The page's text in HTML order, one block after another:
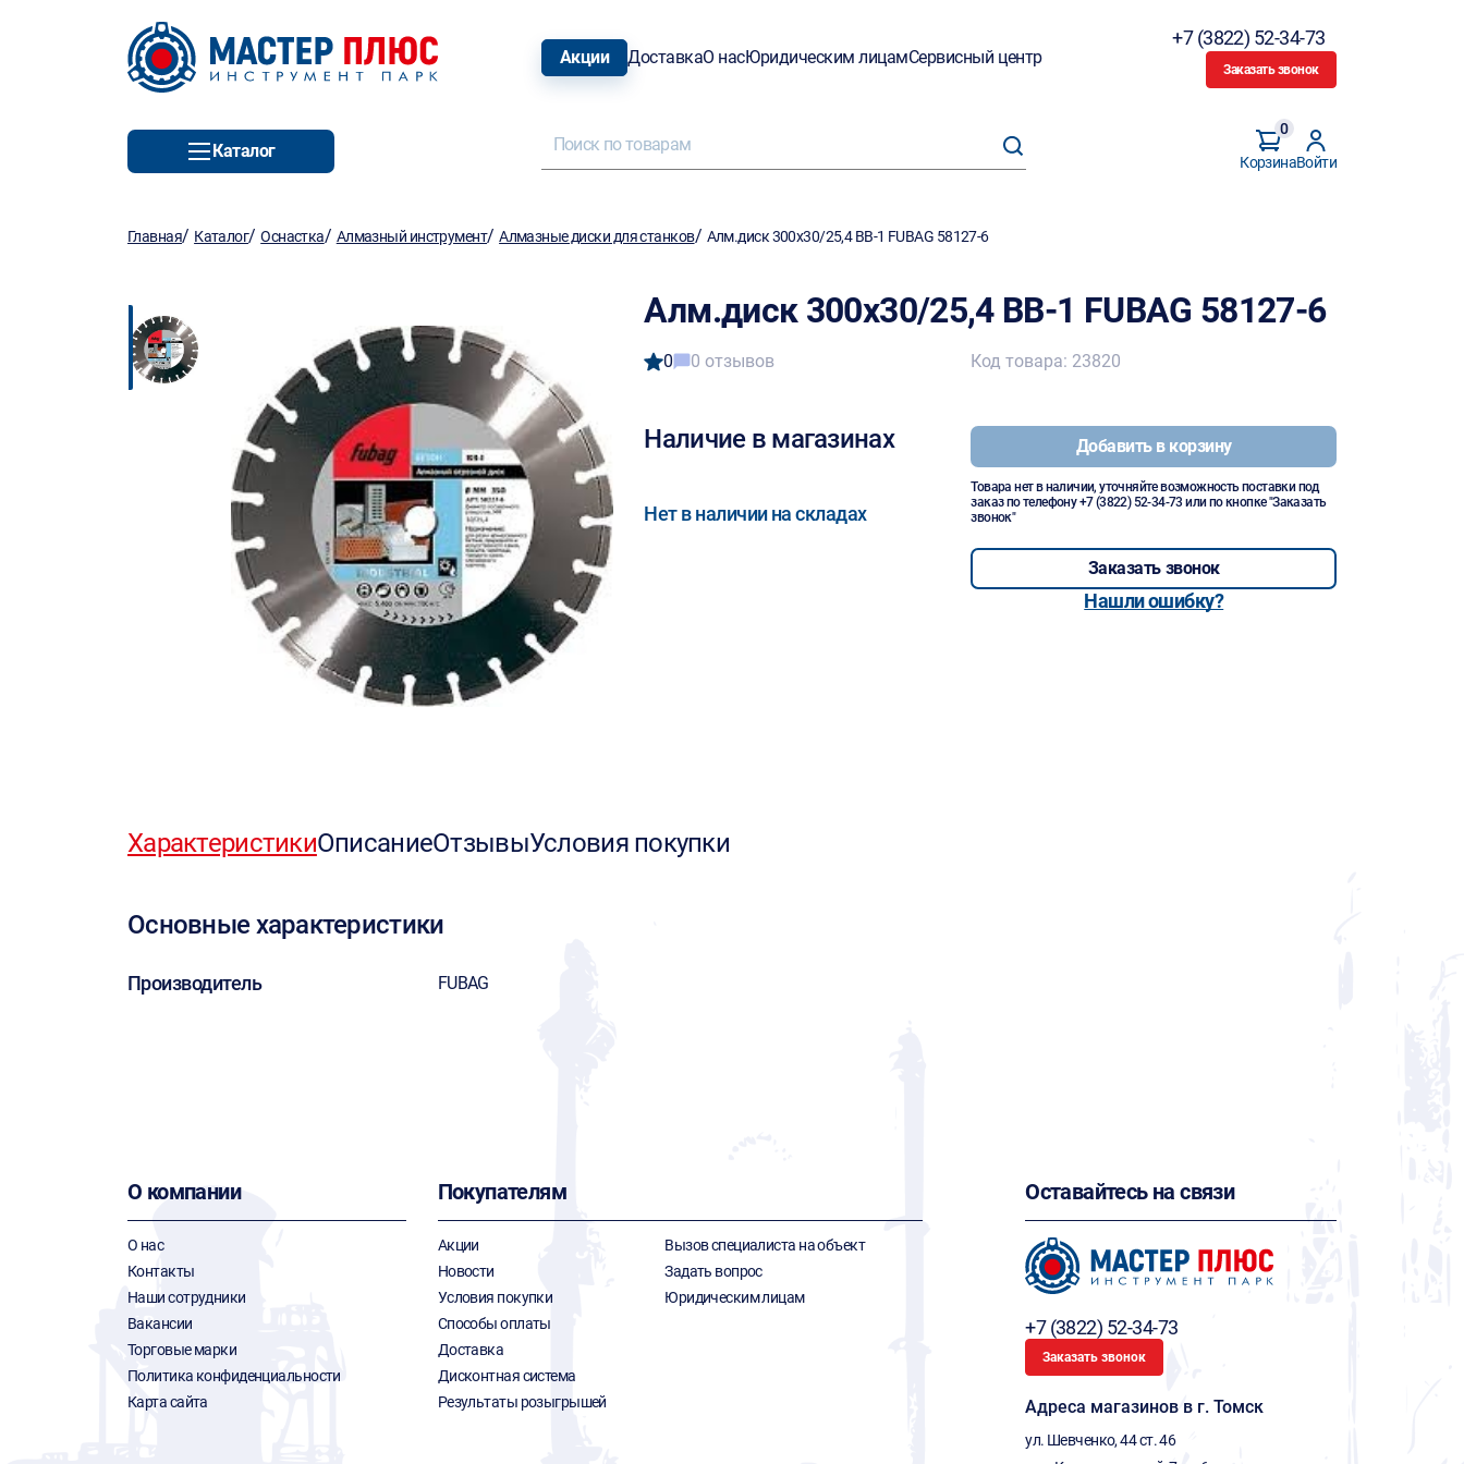
Акции ДоставкаО насЮридическим лицамСервисный центр
+7 (3822) 52-34-73
Заказать звонок
Каталог
Корзина
0
Войти
Главная/ Каталог/Оснастка/ Алмазный инструмент/Алмазные диски для станков/ Алм.диск 300х30/25,4 ВВ-1 FUBAG 58127-6
Алм.диск 300х30/25,4 ВВ-1 FUBAG 58127-6
0 0 отзывов
Наличие в магазинах
Нет в наличии на складах
Код товара: 23820
Добавить в корзину
Товара нет в наличии, уточняйте возможность поставки под
заказ по телефону+7 (3822) 52-34-73 или по кнопке "Заказать
звонок"
Заказать звонок
Нашли ошибку?
ХарактеристикиОписаниеОтзывыУсловия покупки
Основные характеристики
Производитель FUBAG
О компании
О нас
Контакты
Наши сотрудники
Вакансии
Торговые марки
Политика конфиденциальности
Карта сайта
Покупателям
Акции
Новости
Условия покупки
Способы оплаты
Доставка
Дисконтная система
Результаты розыгрышей
Вызов специалиста на объект
Задать вопрос
Юридическим лицам
Оставайтесь на связи
+7 (3822) 52-34-73
Заказать звонок
Адреса магазинов в г. Томск
ул. Шевченко, 44 ст. 46